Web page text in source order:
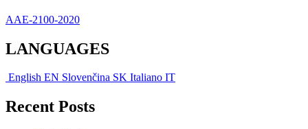
AAE-2100-2020
LANGUAGES
English EN Slovenčina SK Italiano IT
Recent Posts